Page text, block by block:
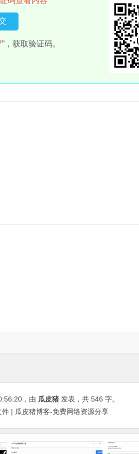
”，获取验证码。
，由 瓜皮猪 发表，共 546 字。
| 瓜皮猪博客-免费网络资源分享